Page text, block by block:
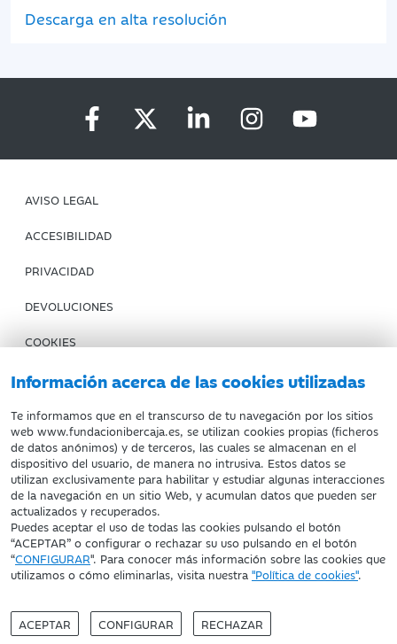
Información acerca de las cookies utilizadas
Te informamos que en el transcurso de tu navegación por los sitios
web www.fundacionibercaja.es, se utilizan cookies propias (ficheros
de datos anónimos) y de terceros, las cuales se almacenan en el
dispositivo del usuario, de manera no intrusiva. Estos datos se
utilizan exclusivamente para habilitar y estudiar algunas interacciones
de la navegación en un sitio Web, y acumulan datos que pueden ser
actualizados y recuperados.
Puedes aceptar el uso de todas las cookies pulsando el botón
“ACEPTAR” o configurar o rechazar su uso pulsando en el botón
“CONFIGURAR". Para conocer más información sobre las cookies que
utilizamos o cómo eliminarlas, visita nuestra "Política de cookies".
ACEPTAR CONFIGURAR RECHAZAR
Descarga en alta resolución
AVISO LEGAL
ACCESIBILIDAD
PRIVACIDAD
DEVOLUCIONES
COOKIES
CONDICIONES DE COMPRA
IBERCAJA BANCO
Fundación Bancaria Ibercaja. C.I.F. G-50000652.
Inscrita en el Registro de Fundaciones del Mº de Educación,
Cultura y Deporte con el nº 1689.
Domicilio social: Joaquín Costa, 13. 50001 Zaragoza.